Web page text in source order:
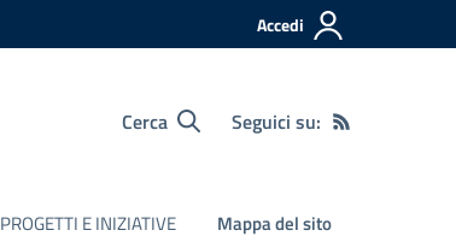
Accedi
Cerca Seguici su:
PROGETTI E INIZIATIVE Mappa del sito